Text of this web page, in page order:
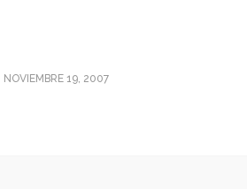
NOVIEMBRE 19, 2007